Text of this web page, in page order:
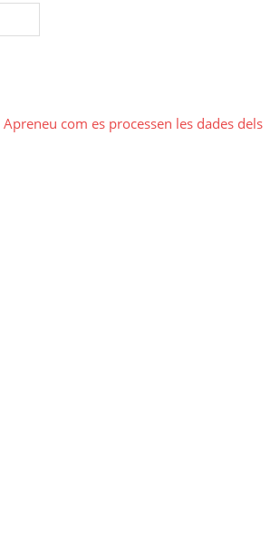
Apreneu com es processen les dades dels